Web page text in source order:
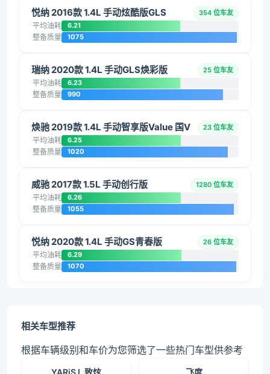
悦纳 2016款 1.4L 手动炫酷版GLS 354 位车友
平均油耗 6.21
整备质量 1075
瑞纳 2020款 1.4L 手动GLS焕彩版 25 位车友
平均油耗 6.23
整备质量 990
焕驰 2019款 1.4L 手动智享版Value 国V 23 位车友
平均油耗 6.25
整备质量 1020
威驰 2017款 1.5L 手动创行版 1280 位车友
平均油耗 6.26
整备质量 1055
悦纳 2020款 1.4L 手动GS青春版 26 位车友
平均油耗 6.29
整备质量 1070
相关车型推荐
根据车辆级别和车价为您筛选了一些热门车型供参考
YARiS L 致炫 飞度